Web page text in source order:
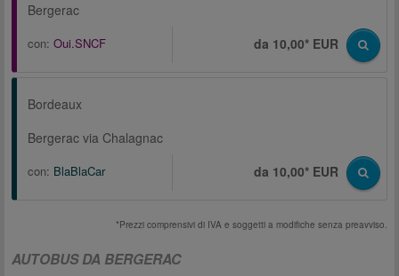
Bergerac
con: Oui.SNCF da 10,00* EUR
Bordeaux
Bergerac via Chalagnac
con: BlaBlaCar da 10,00* EUR
*Prezzi comprensivi di IVA e soggetti a modifiche senza preavviso.
AUTOBUS DA BERGERAC